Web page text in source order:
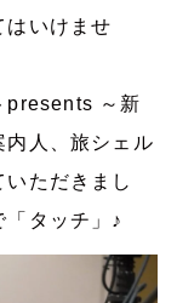
はいけませ
presents ～新
内人、旅シェル
ただきまし
タッチ」♪